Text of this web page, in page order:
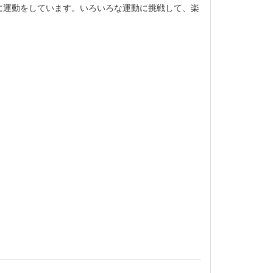
動をしています。いろいろな運動に挑戦して、楽